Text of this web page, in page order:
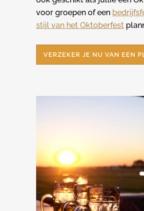
voor groepen of een
stijl van het Oktoberfest
VERZEKER JE NU VAN EEN